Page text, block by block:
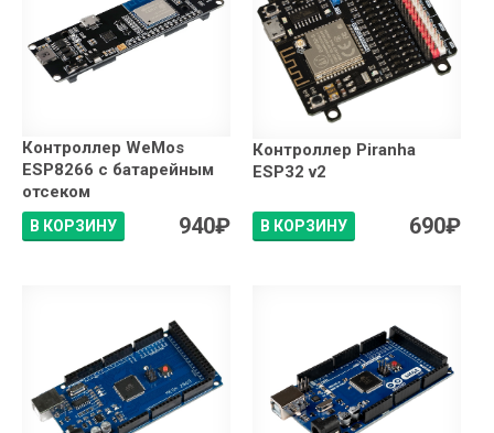
Контроллер WeMos
ESP8266 с батарейным
отсеком
В КОРЗИНУ 940₽
Контроллер Piranha
ESP32 v2
В КОРЗИНУ 690₽